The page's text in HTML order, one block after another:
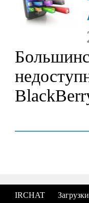
IRCHAT Загрузки